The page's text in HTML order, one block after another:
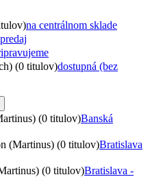
na centrálnom sklade
(0 titulov)dostupná (bez
(0 titulov)Banská
(Martinus) (0 titulov)Bratislava
(0 titulov)Bratislava -